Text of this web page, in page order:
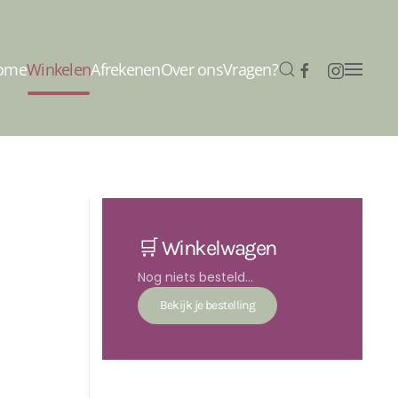
WinkelenAfrekenenOver onsVragen?
🛒 Winkelwagen
Nog niets besteld...